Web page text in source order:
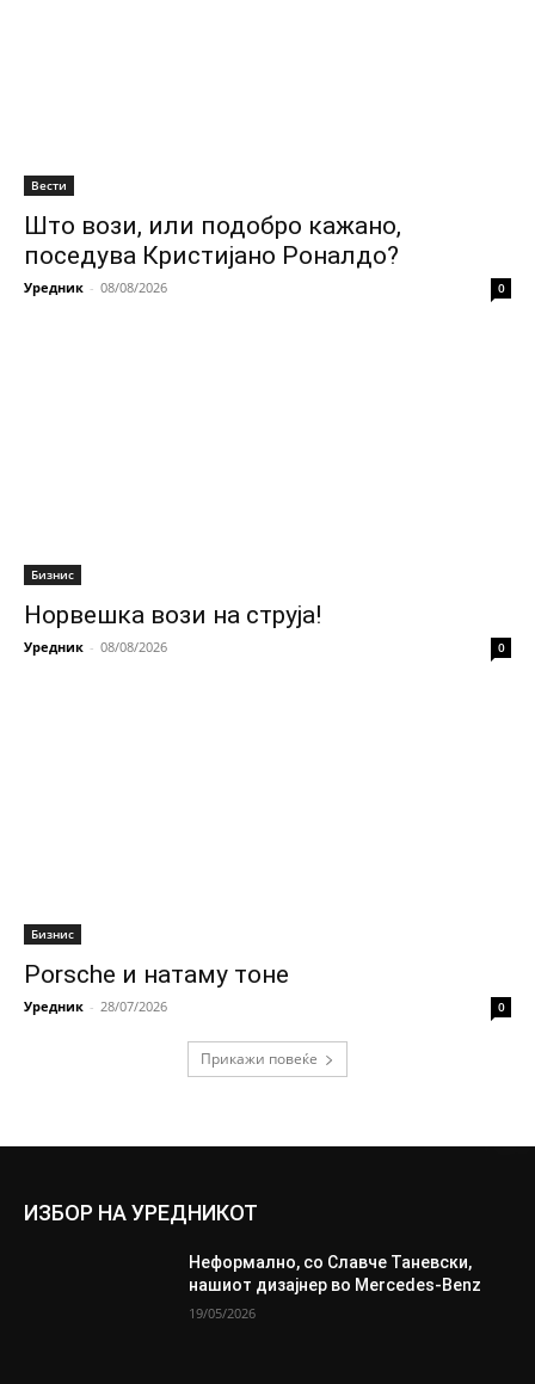
Вести
Што вози, или подобро кажано,
поседува Кристијано Роналдо?
Уредник - 08/08/2026 0
Бизнис
Норвешка вози на струја!
Уредник - 08/08/2026 0
Бизнис
Porsche и натаму тоне
Уредник - 28/07/2026 0
Прикажи повеќе
ИЗБОР НА УРЕДНИКОТ
Неформално, со Славче Таневски,
нашиот дизајнер во Mercedes-Benz
19/05/2026